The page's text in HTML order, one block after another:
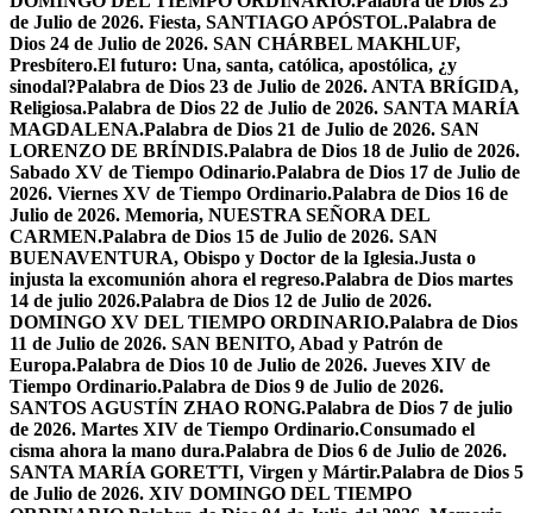
de Julio de 2026. Fiesta, SANTIAGO APÓSTOL.Palabra de
Dios 24 de Julio de 2026. SAN CHÁRBEL MAKHLUF,
Presbítero.El futuro: Una, santa, católica, apostólica, ¿y
sinodal?Palabra de Dios 23 de Julio de 2026. ANTA BRÍGIDA,
Religiosa.Palabra de Dios 22 de Julio de 2026. SANTA MARÍA
MAGDALENA.Palabra de Dios 21 de Julio de 2026. SAN
LORENZO DE BRÍNDIS.Palabra de Dios 18 de Julio de 2026.
Sabado XV de Tiempo Odinario.Palabra de Dios 17 de Julio de
2026. Viernes XV de Tiempo Ordinario.Palabra de Dios 16 de
Julio de 2026. Memoria, NUESTRA SEÑORA DEL
CARMEN.Palabra de Dios 15 de Julio de 2026. SAN
BUENAVENTURA, Obispo y Doctor de la Iglesia.Justa o
injusta la excomunión ahora el regreso.Palabra de Dios martes
14 de julio 2026.Palabra de Dios 12 de Julio de 2026.
DOMINGO XV DEL TIEMPO ORDINARIO.Palabra de Dios
11 de Julio de 2026. SAN BENITO, Abad y Patrón de
Europa.Palabra de Dios 10 de Julio de 2026. Jueves XIV de
Tiempo Ordinario.Palabra de Dios 9 de Julio de 2026.
SANTOS AGUSTÍN ZHAO RONG.Palabra de Dios 7 de julio
de 2026. Martes XIV de Tiempo Ordinario.Consumado el
cisma ahora la mano dura.Palabra de Dios 6 de Julio de 2026.
SANTA MARÍA GORETTI, Virgen y Mártir.Palabra de Dios 5
de Julio de 2026. XIV DOMINGO DEL TIEMPO